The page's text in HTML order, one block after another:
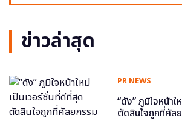
ข่าวล่าสุด
PR NEWS
“ดัง” ภูมิใจหน้า
ตัดสินใจถูกที่ศัล